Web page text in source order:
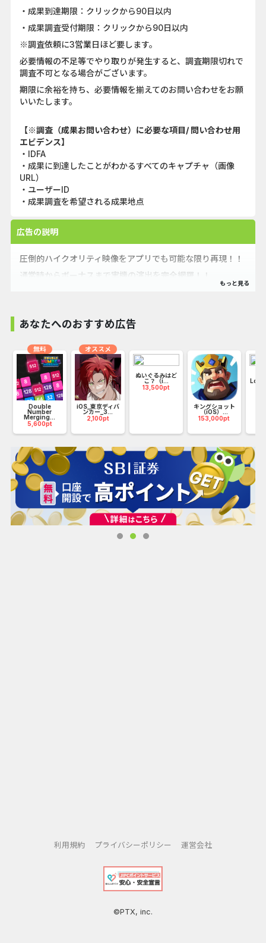
・成果到達期限：クリックから90日以内
・成果調査受付期限：クリックから90日以内
※調査依頼に3営業日ほど要します。
必要情報の不足等でやり取りが発生すると、調査期限切れで
調査不可となる場合がございます。
期限に余裕を持ち、必要情報を揃えてのお問い合わせをお願
いいたします。
【※調査（成果お問い合わせ）に必要な項目/ 問い合わせ用
エビデンス】
・IDFA
・成果に到達したことがわかるすべてのキャプチャ（画像
URL）
・ユーザーID
・成果調査を希望される成果地点
広告の説明
圧倒的ハイクオリティ映像をアプリでも可能な限り再現！！
通常時からボーナスまで実機の演出を完全網羅！！
あなたへのおすすめ広告
Double
Number
Merging...
5,600pt
無料
iOS_東京ディバ
ンカー_3...
2,100pt
オススメ
ぬいぐるみはど
こ？（i...
13,500pt
キングショット
（iOS）...
153,000pt
利用規約 プライバシーポリシー 運営会社
©PTX, inc.